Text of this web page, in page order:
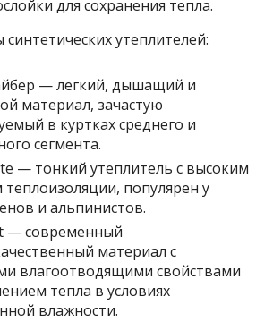
для сохранения тепла.
утеплителей:
— легкий, дышащий и
материал, зачастую
в куртках среднего и
сегмента.
— тонкий утеплитель с высоким
популярен у
и альпинистов.
— современный
материал с
влагоотводящими свойствами
тепла в условиях
влажности.